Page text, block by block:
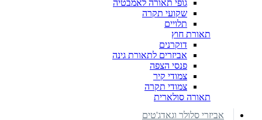
גופי תאורה לאמבטיה
שקועי תקרה
תלויים
תאורת חוץ
דוקרנים
אביזרים לתאורת גינה
פנסי הצפה
צמודי קיר
צמודי תקרה
תאורה סולארית
אביזרי סלולר וגאדג'טים